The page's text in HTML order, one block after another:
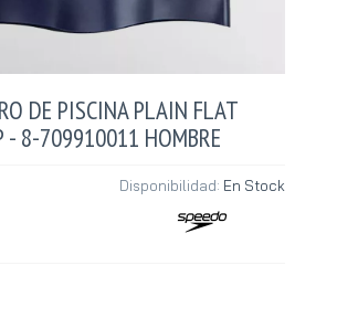
DE PISCINA PLAIN FLAT
- 8-709910011 HOMBRE
Disponibilidad: En Stock